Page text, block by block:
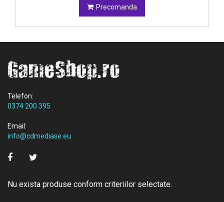
Precomanda
Telefon:
0374 200 395
Email:
info@cdmediase.eu
Nu exista produse conform criteriilor selectate.